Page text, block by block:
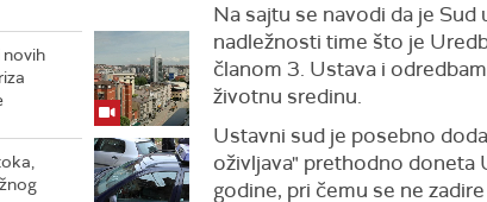
novih
Na sajtu se navodi da je
nadležnosti time što je
članom 3. Ustava i
životnu sredinu.
Ustavni sud je posebno
oživljava" prethodno doneta
godine, pri čemu se ne